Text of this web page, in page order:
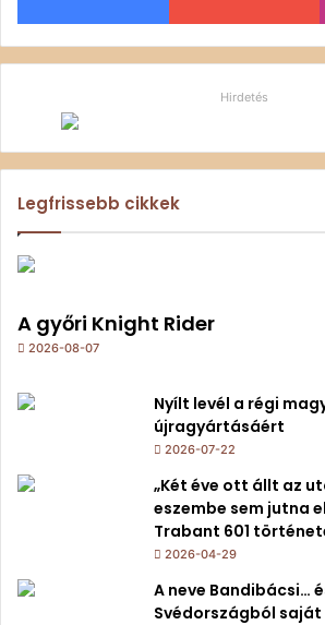
Hirdetés
Legfrissebb cikkek
A győri Knight Rider
2026-08-07
Nyílt levél a régi
újragyártásáért
2026-07-22
„Két éve ott állt az
eszembe sem jutna
Trabant 601
2026-04-29
A neve Bandibácsi…
Svédországból saját